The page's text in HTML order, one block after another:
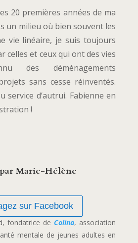
20 premières années de ma
un milieu où bien souvent les
vie linéaire, je suis toujours
celles et ceux qui ont des vies
des déménagements
sans cesse réinventés.
service d’autrui. Fabienne en
!
Marie-Hélène
sur Facebook
fondatrice deColina, association
mentale de jeunes adultes en